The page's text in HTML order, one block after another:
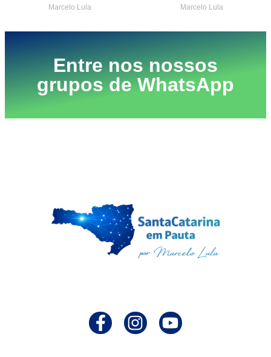
Marcelo Lula Marcelo Lula
Entre nos nossos
grupos de WhatsApp